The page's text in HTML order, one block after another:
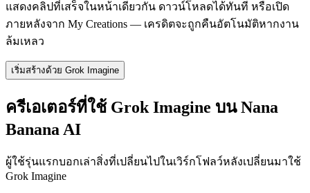
แสดงคลิปที่เสร็จในหน้าเดียวกัน ดาวน์โหลดได้ทันที หรือเปิด
ภายหลังจาก My Creations — เครดิตจะถูกคืนอัตโนมัติหากงาน
ล้มเหลว
เริ่มสร้างด้วย Grok Imagine
ครีเอเตอร์ที่ใช้ Grok Imagine บน Nana
Banana AI
ผู้ใช้รุ่นแรกบอกเล่าสิ่งที่เปลี่ยนไปในเวิร์กโฟลว์หลังเปลี่ยนมาใช้
Grok Imagine